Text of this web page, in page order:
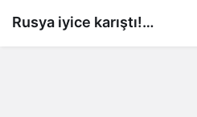
Rusya iyice karıştı!